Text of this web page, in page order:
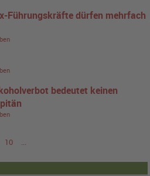
Führungskräfte dürfen mehrfach
bedeutet keinen
10 ...